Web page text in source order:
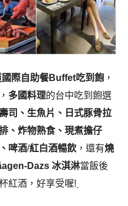
國際自助餐Buffet吃到飽 ，
， 多國料理的台中吃到飽選
司、生魚片、日式豚骨拉
、炸物熟食、現煮擔仔
啤酒/紅白酒暢飲 ，還有燒
Dazs 冰淇淋當飯後
紅酒，好享受喔!